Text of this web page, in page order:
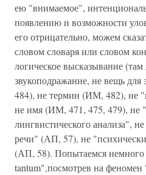
ею "внимаемое",
появлению и возможности
его отрицательно, можем
словом словаря или словом
логическое высказывание
звукоподражание, не вещь
484), не термин (ИМ, 482), не
не имя (ИМ, 471, 475, 479), не
лингвистического анализа",
речи" (АП, 57), не
(АП, 58). Попытаемся немного
tantum",посмотрев на феномен